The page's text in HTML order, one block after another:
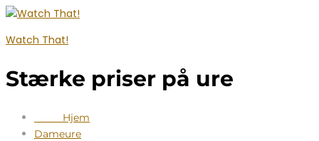
Watch That!
Stærke priser på ure
Hjem
Dameure